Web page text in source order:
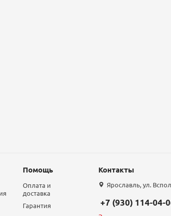
Помощь
Оплата и
доставка
Гарантия
Контакты
Ярославль, ул.
+7 (930) 114-04-